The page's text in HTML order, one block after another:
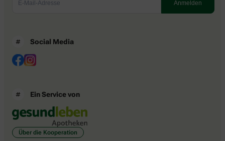
Social Media
Ein Service von
Über die Kooperation